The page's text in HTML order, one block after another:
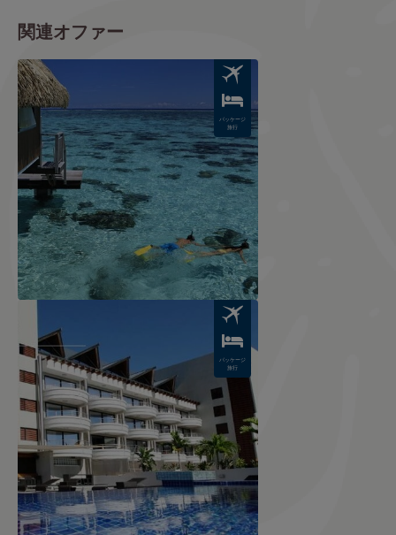
関連オファー
Image
パッケージ
旅行
パッケージ
旅行